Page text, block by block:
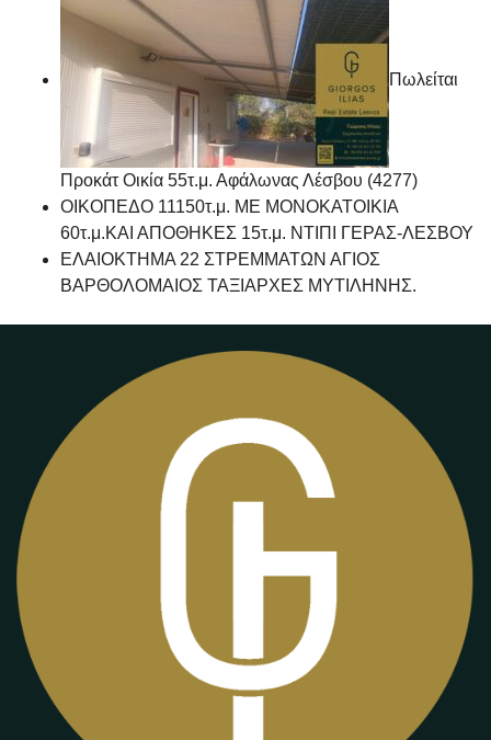
Πωλείται
Προκάτ Οικία 55τ.μ. Αφάλωνας Λέσβου (4277)
ΟΙΚΟΠΕΔΟ 11150τ.μ. ΜΕ ΜΟΝΟΚΑΤΟΙΚΙΑ
60τ.μ.ΚΑΙ ΑΠΟΘΗΚΕΣ 15τ.μ. ΝΤΙΠΙ ΓΕΡΑΣ-ΛΕΣΒΟΥ
ΕΛΑΙΟΚΤΗΜΑ 22 ΣΤΡΕΜΜΑΤΩΝ ΑΓΙΟΣ
ΒΑΡΘΟΛΟΜΑΙΟΣ ΤΑΞΙΑΡΧΕΣ ΜΥΤΙΛΗΝΗΣ.